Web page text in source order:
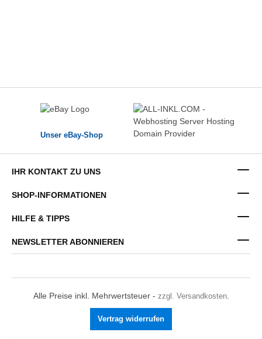
Unser eBay-Shop
IHR KONTAKT ZU UNS
SHOP-INFORMATIONEN
HILFE & TIPPS
NEWSLETTER ABONNIEREN
Alle Preise inkl. Mehrwertsteuer - zzgl. Versandkosten.
Vertrag widerrufen